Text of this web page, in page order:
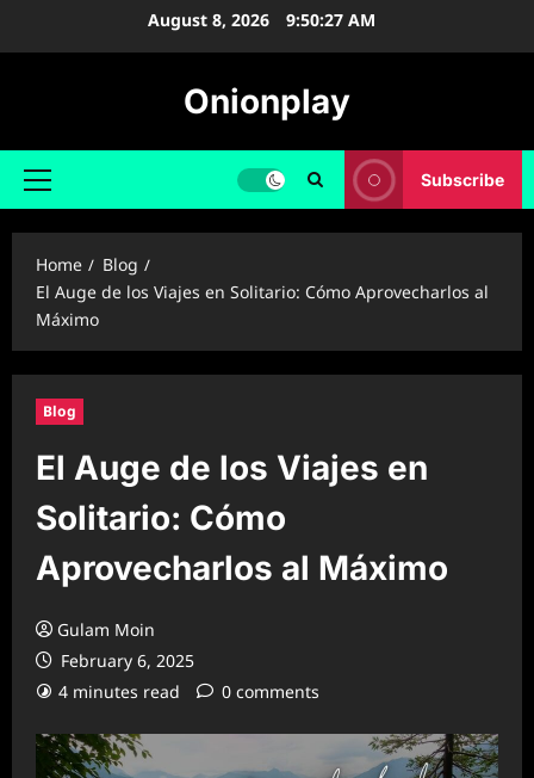
August 8, 2026 9:50:28 AM
Onionplay
Primary
Subscribe
Home
Blog
El Auge de los Viajes en Solitario: Cómo Aprovecharlos al
Máximo
Blog
El Auge de los Viajes en
Solitario: Cómo
Aprovecharlos al Máximo
Gulam Moin
February 6, 2025
4 minutes read
0 comments